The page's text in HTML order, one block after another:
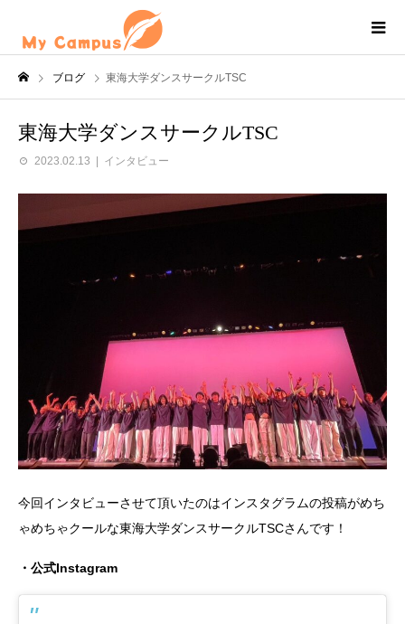
ブログ 東海大学ダンスサークルTSC
東海大学ダンスサークルTSC
2023.02.13 インタビュー
今回インタビューさせて頂いたのはインスタグラムの投稿がめち
ゃめちゃクールな東海大学ダンスサークルTSCさんです！
・公式Instagram